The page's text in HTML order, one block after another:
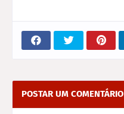
POSTAR UM COMENTÁRIO